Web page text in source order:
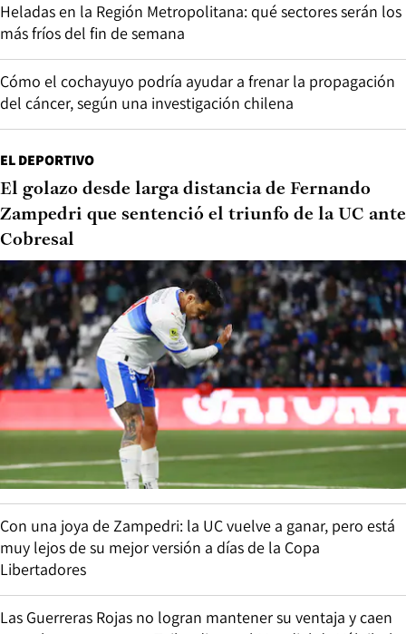
Heladas en la Región Metropolitana: qué sectores serán los
más fríos del fin de semana
Cómo el cochayuyo podría ayudar a frenar la propagación
del cáncer, según una investigación chilena
EL DEPORTIVO
El golazo desde larga distancia de Fernando
Zampedri que sentenció el triunfo de la UC ante
Cobresal
Con una joya de Zampedri: la UC vuelve a ganar, pero está
muy lejos de su mejor versión a días de la Copa
Libertadores
Las Guerreras Rojas no logran mantener su ventaja y caen